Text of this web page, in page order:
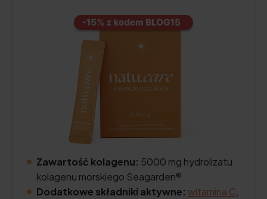
Zawartość kolagenu: 5000 mg hydrolizatu
kolagenu morskiego Seagarden®
Dodatkowe składniki aktywne: witamina C,